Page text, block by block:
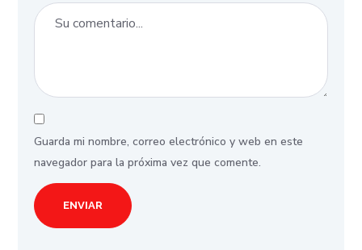
Guarda mi nombre, correo electrónico y web en este
navegador para la próxima vez que comente.